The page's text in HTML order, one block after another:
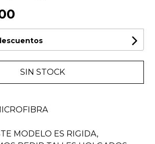
SIN STOCK
MODELO ES RIGIDA,